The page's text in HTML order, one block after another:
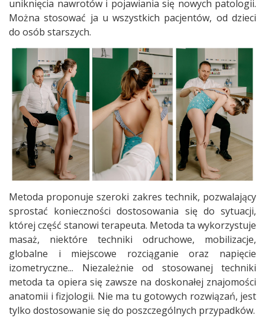
uniknięcia nawrotów i pojawiania się nowych patologii.
Można stosować ja u wszystkich pacjentów, od dzieci
do osób starszych.
Metoda proponuje szeroki zakres technik, pozwalający
sprostać konieczności dostosowania się do sytuacji,
której część stanowi terapeuta. Metoda ta wykorzystuje
masaż, niektóre techniki odruchowe, mobilizacje,
globalne i miejscowe rozciąganie oraz napięcie
izometryczne... Niezależnie od stosowanej techniki
metoda ta opiera się zawsze na doskonałej znajomości
anatomii i fizjologii. Nie ma tu gotowych rozwiązań, jest
tylko dostosowanie się do poszczególnych przypadków.